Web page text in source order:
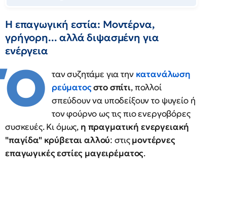
Η επαγωγική εστία: Μοντέρνα,
γρήγορη... αλλά διψασμένη για
ενέργεια
Ό ταν συζητάμε για την κατανάλωση
ρεύματοςστο σπίτι, πολλοί
σπεύδουν να υποδείξουν το ψυγείο ή
τον φούρνο ως τις πιο ενεργοβόρες
συσκευές. Κι όμως, η πραγματική ενεργειακή
"παγίδα" κρύβεται αλλού: στιςμοντέρνες
επαγωγικές εστίες μαγειρέματος.